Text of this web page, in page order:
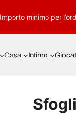
Importo minimo per
Casa Intimo